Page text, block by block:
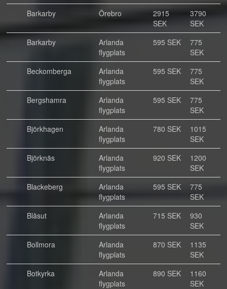
Barkarby
Örebro
2915
SEK
3790
SEK
Barkarby
Arlanda
flygplats
595 SEK
775
SEK
Beckomberga
Arlanda
flygplats
595 SEK
775
SEK
Bergshamra
Arlanda
flygplats
595 SEK
775
SEK
Björkhagen
Arlanda
flygplats
780 SEK
1015
SEK
Björknäs
Arlanda
flygplats
920 SEK
1200
SEK
Blackeberg
Arlanda
flygplats
595 SEK
775
SEK
Blåsut
Arlanda
flygplats
715 SEK
930
SEK
Bollmora
Arlanda
flygplats
870 SEK
1135
SEK
Botkyrka
Arlanda
flygplats
890 SEK
1160
SEK